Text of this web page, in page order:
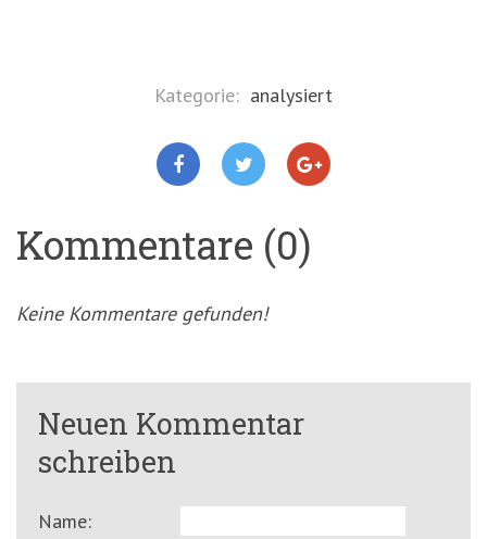
Kategorie: analysiert
Kommentare (0)
Keine Kommentare gefunden!
Neuen Kommentar
schreiben
Name: